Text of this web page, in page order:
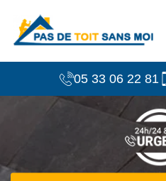
05 33 06 22 81